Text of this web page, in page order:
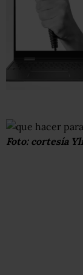
Foto: cortesía